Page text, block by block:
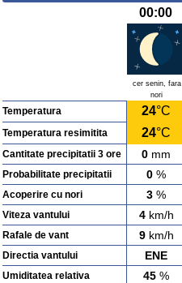
00:00
cer senin, fara
nori
Temperatura 24°C
Temperatura resimitita 24°C
Cantitate precipitatii 3 ore 0 mm
Probabilitate precipitatii 0 %
Acoperire cu nori 3 %
Viteza vantului 4km/h
Rafale de vant 9km/h
Directia vantului ENE
Umiditatea relativa 45 %